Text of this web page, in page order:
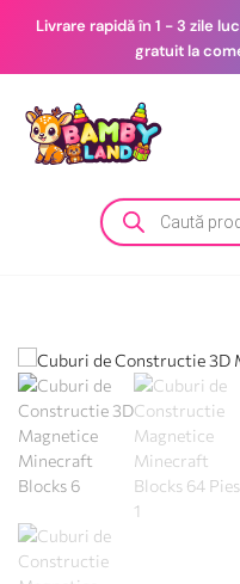
Livrare rapidă în 1 - 3 zile
gratuit la